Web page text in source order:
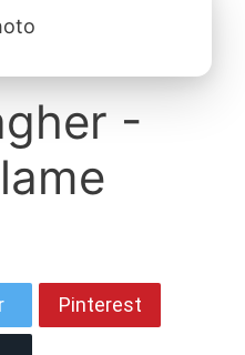
-
Pinterest